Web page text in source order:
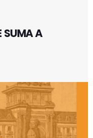
SUMA A